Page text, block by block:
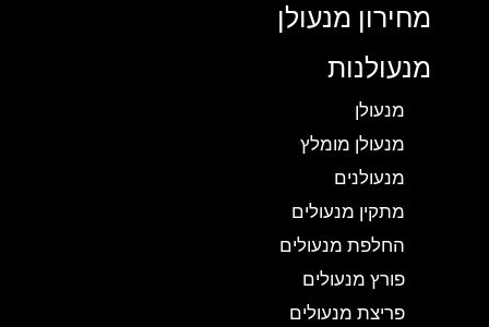
מחירון מנעולן
מנעולנות
מנעולן
מנעולן מומלץ
מנעולנים
מתקין מנעולים
החלפת מנעולים
פורץ מנעולים
פריצת מנעולים